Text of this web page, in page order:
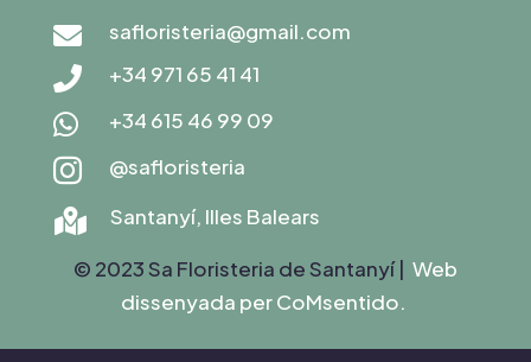
 safloristeria@gmail.com
 +34 971 65 41 41
 +34 615 46 99 09
 @safloristeria

Santanyí, Illes Balears
© 2023 Sa Floristeria de Santanyí | Web
dissenyada per CoMsentido.